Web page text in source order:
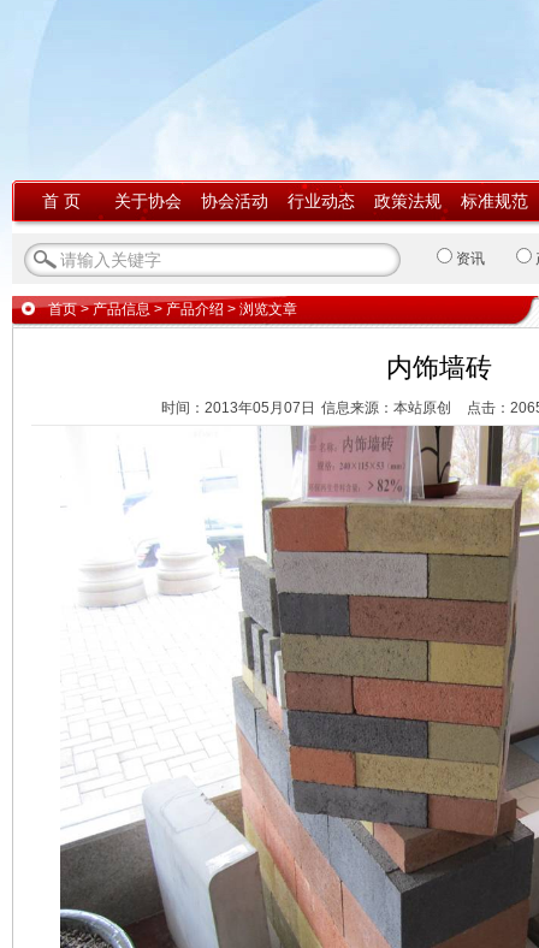
首 页 关于协会 协会活动 行业动态 政策法规 标准规范
资讯
首页>产品信息 > 产品介绍 > 浏览文章
内饰墙砖
时间：2013年05月07日 信息来源：本站原创 点击：